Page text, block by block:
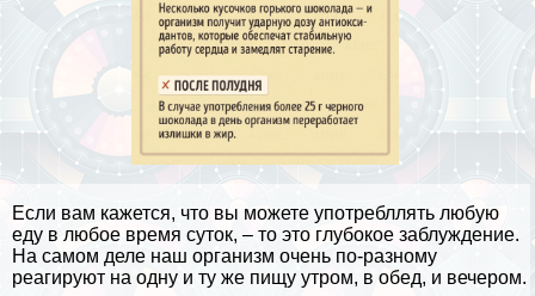
Если вам кажется, что вы можете употрeбллять любую
еду в любое время суток, – то это глубокое заблуждение.
На самом деле наш организм очень по-разному
реагируют на одну и ту же пищу утром, в обед, и вечером.